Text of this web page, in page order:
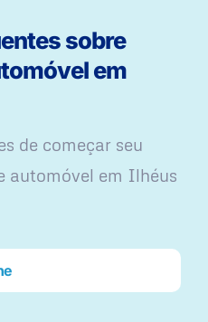
sobre
em
de começar seu
automóvel em Ilhéus